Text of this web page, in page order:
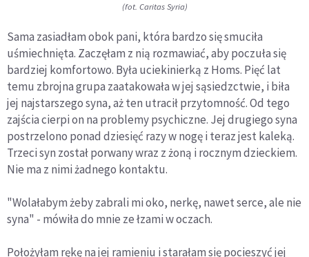
(fot. Caritas Syria)
Sama zasiadłam obok pani, która bardzo się smuciła
uśmiechnięta. Zaczęłam z nią rozmawiać, aby poczuła się
bardziej komfortowo. Była uciekinierką z Homs. Pięć lat
temu zbrojna grupa zaatakowała w jej sąsiedzctwie, i biła
jej najstarszego syna, aż ten utracił przytomność. Od tego
zajścia cierpi on na problemy psychiczne. Jej drugiego syna
postrzelono ponad dziesięć razy w nogę i teraz jest kaleką.
Trzeci syn został porwany wraz z żoną i rocznym dzieckiem.
Nie ma z nimi żadnego kontaktu.
"Wolałabym żeby zabrali mi oko, nerkę, nawet serce, ale nie
syna" - mówiła do mnie ze łzami w oczach.
Położyłam rękę na jej ramieniu i starałam się pocieszyć jej